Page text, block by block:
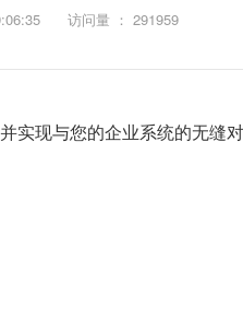
访问量 ： 291959
现与您的企业系统的无缝